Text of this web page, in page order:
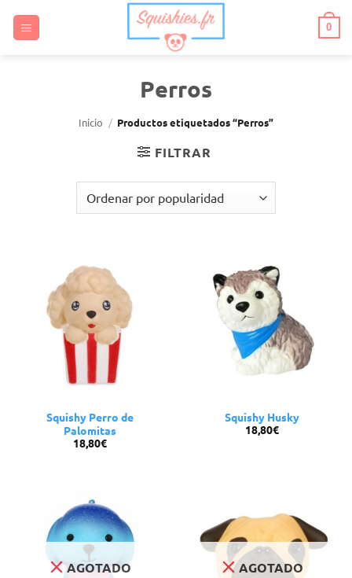
0
Perros
Inicio / Productos etiquetados “Perros”
FILTRAR
Squishy Perro de
Palomitas
18,80€
Squishy Husky
18,80€
AGOTADO AGOTADO